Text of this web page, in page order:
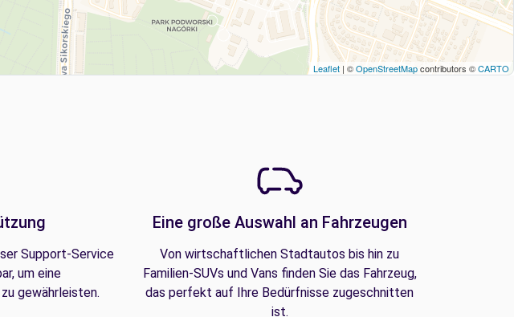
Leaflet | ©OpenStreetMapcontributors ©CARTO
Support-Service
um eine
gewährleisten.
Eine große Auswahl an Fahrzeugen
Von wirtschaftlichen Stadtautos bis hin zu
Familien-SUVs und Vans finden Sie das Fahrzeug,
das perfekt auf Ihre Bedürfnisse zugeschnitten
ist.